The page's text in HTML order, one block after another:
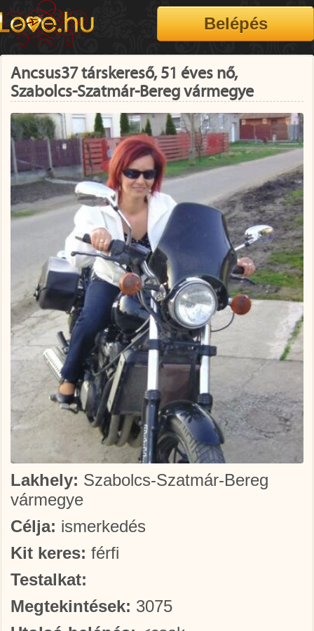
Ancsus37 társkereső, 51 éves nő,
Szabolcs-Szatmár-Bereg vármegye
Lakhely: Szabolcs-Szatmár-Bereg
vármegye
Célja: ismerkedés
Kit keres: férfi
Testalkat:
Megtekintések: 3075